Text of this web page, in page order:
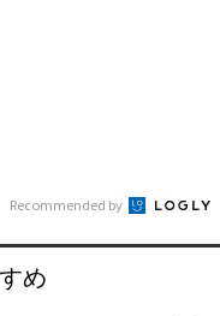
Recommended by
め